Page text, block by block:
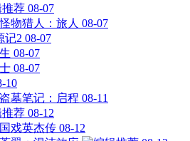
08-07
怪物猎人：旅人 08-07
记2 08-07
08-07
08-07
10
盗墓笔记：启程 08-11
08-12
戏英杰传 08-12